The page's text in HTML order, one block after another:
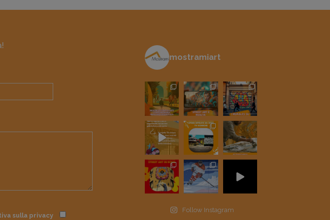
sulla privacy
mostramiart
Follow Instagram